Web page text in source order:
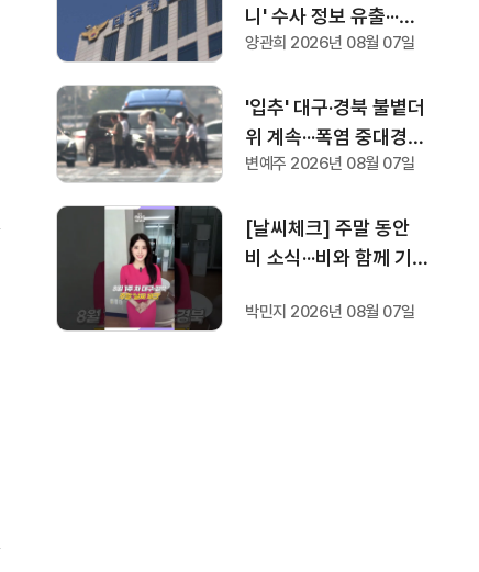
니' 수사 정보 유출···대
구 경찰 "엄정 수사 중"
양관희 2026년 08월 07일
'입추' 대구·경북 불볕더
위 계속···폭염 중대경보
다시 발령
변예주 2026년 08월 07일
[날씨체크] 주말 동안
비 소식···비와 함께 기
져
박민지 2026년 08월 07일